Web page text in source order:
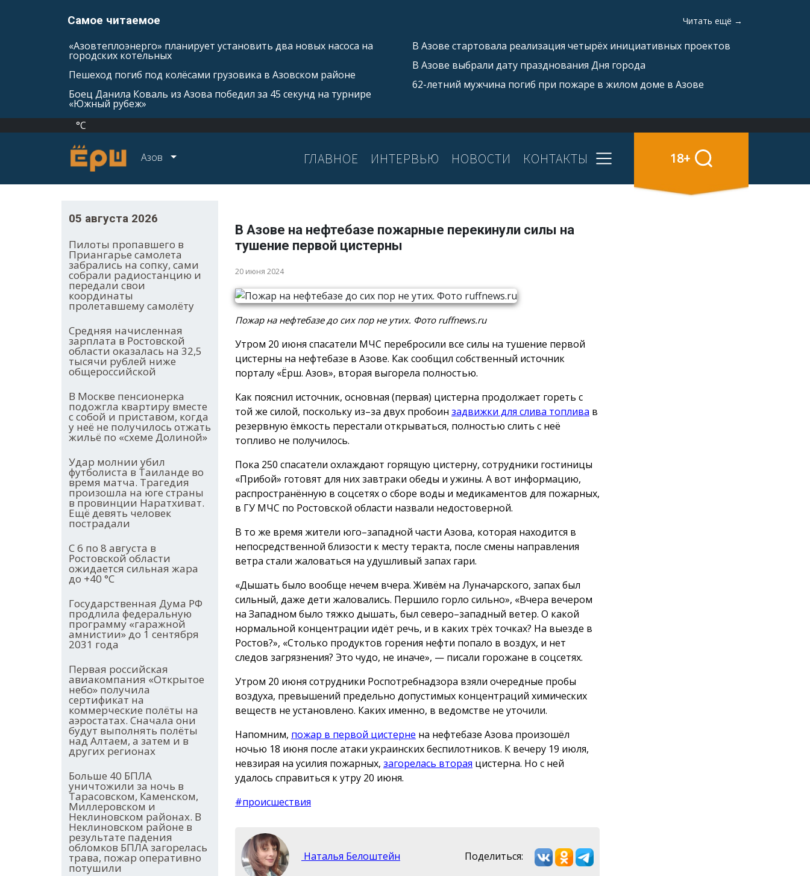
Самое читаемое Читать ещё →
«Азовтеплоэнерго» планирует установить два новых насоса на
городских котельных
Пешеход погиб под колёсами грузовика в Азовском районе
Боец Данила Коваль из Азова победил за 45 секунд на турнире
«Южный рубеж»
В Азове стартовала реализация четырёх инициативных проектов
В Азове выбрали дату празднования Дня города
62-летний мужчина погиб при пожаре в жилом доме в Азове
°C
Азов ГЛАВНОЕ ИНТЕРВЬЮ НОВОСТИ КОНТАКТЫ 18+
05 августа 2026
Пилоты пропавшего в
Приангарье самолета
забрались на сопку, сами
собрали радиостанцию и
передали свои
координаты
пролетавшему самолёту
Средняя начисленная
зарплата в Ростовской
области оказалась на 32,5
тысячи рублей ниже
общероссийской
В Москве пенсионерка
подожгла квартиру вместе
с собой и приставом, когда
у неё не получилось отжать
жильё по «схеме Долиной»
Удар молнии убил
футболиста в Таиланде во
время матча. Трагедия
произошла на юге страны
в провинции Наратхиват.
Ещё девять человек
пострадали
С 6 по 8 августа в
Ростовской области
ожидается сильная жара
до +40 °С
Государственная Дума РФ
продлила федеральную
программу «гаражной
амнистии» до 1 сентября
2031 года
Первая российская
авиакомпания «Открытое
небо» получила
сертификат на
коммерческие полёты на
аэростатах. Сначала они
будут выполнять полёты
над Алтаем, а затем и в
других регионах
Больше 40 БПЛА
уничтожили за ночь в
Тарасовском, Каменском,
Миллеровском и
Неклиновском районах. В
Неклиновском районе в
результате падения
обломков БПЛА загорелась
трава, пожар оперативно
потушили
В Азове на нефтебазе пожарные перекинули силы на
тушение первой цистерны
20 июня 2024
Пожар на нефтебазе до сих пор не утих. Фото ruffnews.ru
Утром 20 июня спасатели МЧС перебросили все силы на тушение первой
цистерны на нефтебазе в Азове. Как сообщил собственный источник
порталу «Ёрш. Азов», вторая выгорела полностью.
Как пояснил источник, основная (первая) цистерна продолжает гореть с
той же силой, поскольку из–за двух пробоин задвижки для слива топлива в
резервную ёмкость перестали открываться, полностью слить с неё
топливо не получилось.
Пока 250 спасатели охлаждают горящую цистерну, сотрудники гостиницы
«Прибой» готовят для них завтраки обеды и ужины. А вот информацию,
распространённую в соцсетях о сборе воды и медикаментов для пожарных,
в ГУ МЧС по Ростовской области назвали недостоверной.
В то же время жители юго–западной части Азова, которая находится в
непосредственной близости к месту теракта, после смены направления
ветра стали жаловаться на удушливый запах гари.
«Дышать было вообще нечем вчера. Живём на Луначарского, запах был
сильный, даже дети жаловались. Першило горло сильно», «Вчера вечером
на Западном было тяжко дышать, был северо–западный ветер. О какой
нормальной концентрации идёт речь, и в каких трёх точках? На выезде в
Ростов?», «Столько продуктов горения нефти попало в воздух, и нет
следов загрязнения? Это чудо, не иначе», — писали горожане в соцсетях.
Утром 20 июня сотрудники Роспотребнадзора взяли очередные пробы
воздуха, превышений предельно допустимых концентраций химических
веществ не установлено. Каких именно, в ведомстве не уточили.
Напомним, пожар в первой цистерне на нефтебазе Азова произошёл
ночью 18 июня после атаки украинских беспилотников. К вечеру 19 июля,
невзирая на усилия пожарных, загорелась вторая цистерна. Но с ней
удалось справиться к утру 20 июня.
#происшествия
Наталья Белоштейн Поделиться: